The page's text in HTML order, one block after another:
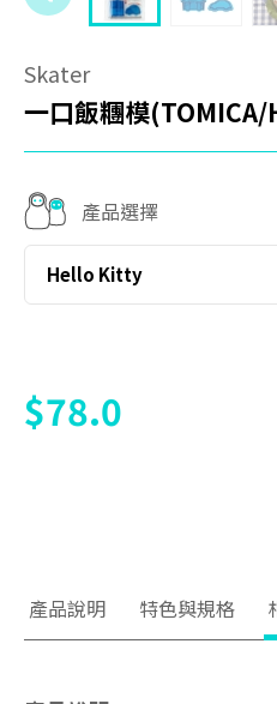
Skater
一口飯糰模
產品選擇
Hello Kitty
$78.0
產品說明 特色與規格